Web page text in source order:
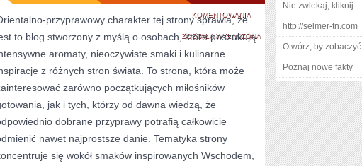
KOMENTOWANIAIKONY
PERFUMERYJNE
ZOSTAŁA WYŁĄCZONA
przyprawowy charakter tej strony sprawia, że
to blog stworzony z myślą o osobach, które poszukują
aromaty, nieoczywiste smaki i kulinarne
z różnych stron świata. To strona, która może
zarówno początkujących miłośników
jak i tych, którzy od dawna wiedzą, że
dobrane przyprawy potrafią całkowicie
nawet najprostsze danie. Tematyka strony
się wokół smaków inspirowanych Wschodem,
Nie zwlekaj, kliknij
http://selmer-tn.com
Otwórz, by zobaczyć
Poznaj nowe fakty